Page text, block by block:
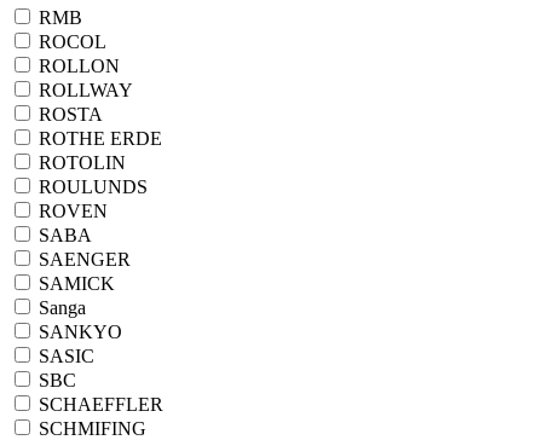
RMB
ROCOL
ROLLON
ROLLWAY
ROSTA
ROTHE ERDE
ROTOLIN
ROULUNDS
ROVEN
SABA
SAENGER
SAMICK
Sanga
SANKYO
SASIC
SBC
SCHAEFFLER
SCHMIFING